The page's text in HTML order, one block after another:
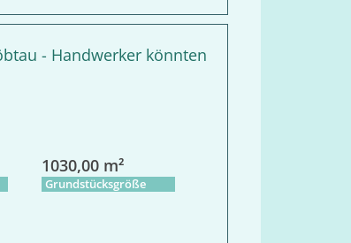
- Handwerker könnten
1030,00 m²
Grundstücksgröße